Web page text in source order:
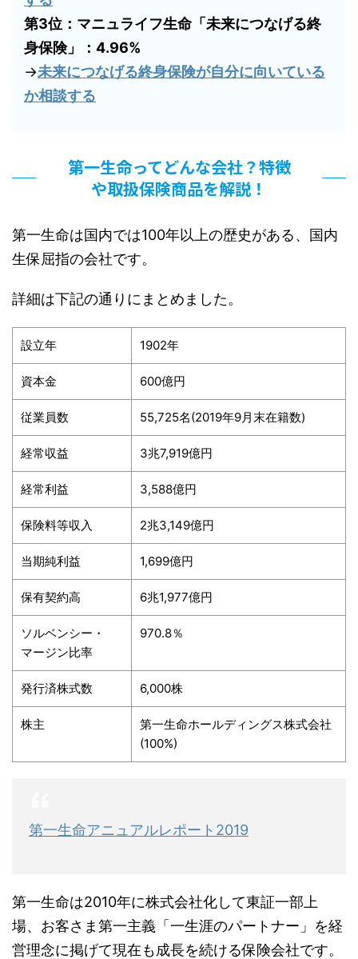
第3位：マニュライフ生命「未来につなげる終
身保険」：4.96%
→未来につなげる終身保険が自分に向いている
か相談する
第一生命ってどんな会社？特徴
や取扱保険商品を解説！
第一生命は国内では100年以上の歴史がある、国内
生保屈指の会社です。
詳細は下記の通りにまとめました。
設立年 1902年
資本金 600億円
従業員数 55,725名(2019年9月末在籍数)
経常収益 3兆7,919億円
経常利益 3,588億円
保険料等収入 2兆3,149億円
当期純利益 1,699億円
保有契約高 6兆1,977億円
ソルベンシー・
マージン比率
970.8％
発行済株式数 6,000株
株主
第一生命ホールディングス株式会社
(100%)
第一生命アニュアルレポート2019
第一生命は2010年に株式会社化して東証一部上
場、お客さま第一主義「一生涯のパートナー」を経
営理念に掲げて現在も成長を続ける保険会社です。